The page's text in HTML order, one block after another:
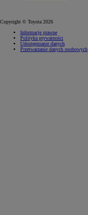
Copyright © Toyota 2026
Informacje prawne
Polityka prywatności
Udostępnianie danych
Przetwarzanie danych osobowych